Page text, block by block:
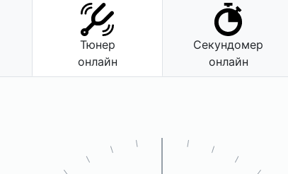
Тюнер
онлайн
Секундомер
онлайн